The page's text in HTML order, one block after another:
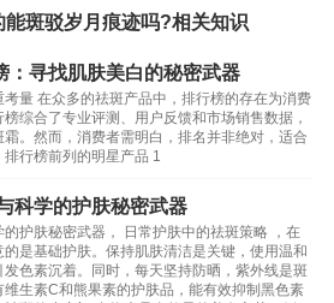
斑驳岁月痕迹吗?相关知识
：寻找肌肤美白的秘密武器
量 在众多的祛斑产品中，排行榜的存在为消费
综合了专业评测、用户反馈和市场销售数据，
。然而，消费者需明白，排名并非绝对，适合
行榜前列的明星产品 1
科学的护肤秘密武器
护肤秘密武器， 日常护肤中的祛斑策略 ，在
是基础护肤。保持肌肤清洁是关键，使用温和
色素沉着。同时，每天坚持防晒，紫外线是斑
生素C和熊果素的护肤品，能有效抑制黑色素